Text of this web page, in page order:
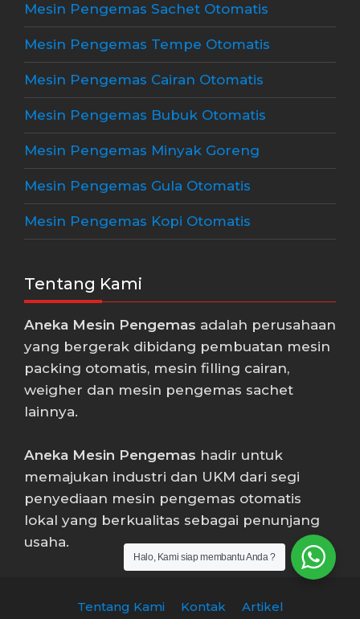
Mesin Pengemas Sachet Otomatis
Mesin Pengemas Tempe Otomatis
Mesin Pengemas Cairan Otomatis
Mesin Pengemas Bubuk Otomatis
Mesin Pengemas Minyak Goreng
Mesin Pengemas Gula Otomatis
Mesin Pengemas Kopi Otomatis
Tentang Kami
Aneka Mesin Pengemas adalah perusahaan
yang bergerak dibidang pembuatan mesin
packing otomatis, mesin filling cairan,
weigher dan mesin pengemas sachet
lainnya.
Aneka Mesin Pengemas hadir untuk
memajukan industri dan UKM dari segi
penyediaan mesin pengemas otomatis
lokal yang berkualitas sebagai penunjang
usaha.
Tentang Kami Kontak Artikel
Halo, Kami siap membantu Anda ?